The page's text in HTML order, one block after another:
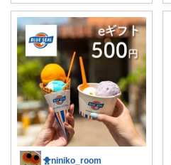
🐥niniko_room